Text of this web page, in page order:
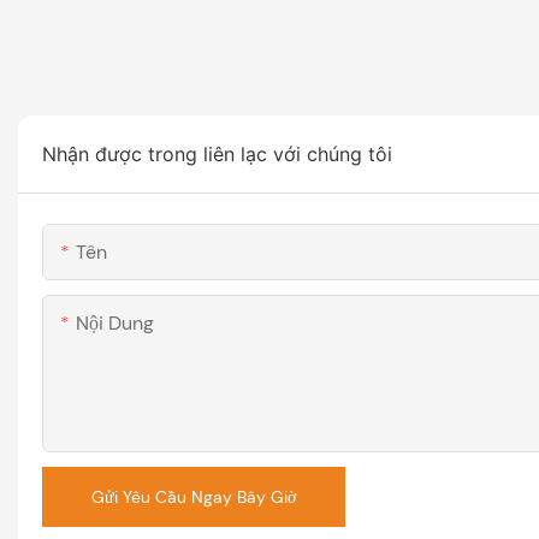
Nhận được trong liên lạc với chúng tôi
Tên
Nội Dung
Gửi Yêu Cầu Ngay Bây Giờ